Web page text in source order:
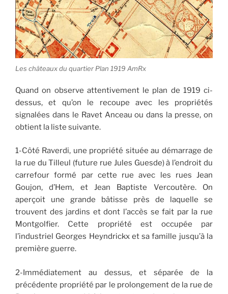
Les châteaux du quartier Plan 1919 AmRx
Quand on observe attentivement le plan de 1919 ci-
dessus, et qu’on le recoupe avec les propriétés
signalées dans le Ravet Anceau ou dans la presse, on
obtient la liste suivante.
1-Côté Raverdi, une propriété située au démarrage de
la rue du Tilleul (future rue Jules Guesde) à l’endroit du
carrefour formé par cette rue avec les rues Jean
Goujon, d’Hem, et Jean Baptiste Vercoutère. On
aperçoit une grande bâtisse près de laquelle se
trouvent des jardins et dont l’accès se fait par la rue
Montgolfier. Cette propriété est occupée par
l’industriel Georges Heyndrickx et sa famille jusqu’à la
première guerre.
2-Immédiatement au dessus, et séparée de la
précédente propriété par le prolongement de la rue de